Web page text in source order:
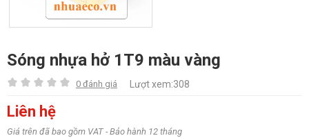
Sóng nhựa hở 1T9 màu vàng
0 đánh giá Lượt xem:308
Liên hệ
Giá trên đã bao gồm VAT - Bảo hành 12 tháng